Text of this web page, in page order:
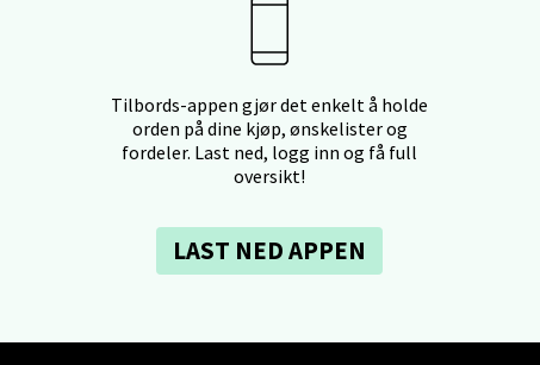
Tilbords-appen gjør det enkelt å holde
orden på dine kjøp, ønskelister og
fordeler. Last ned, logg inn og få full
oversikt!
LAST NED APPEN
- Thon Senter Moa
- Moldetorget